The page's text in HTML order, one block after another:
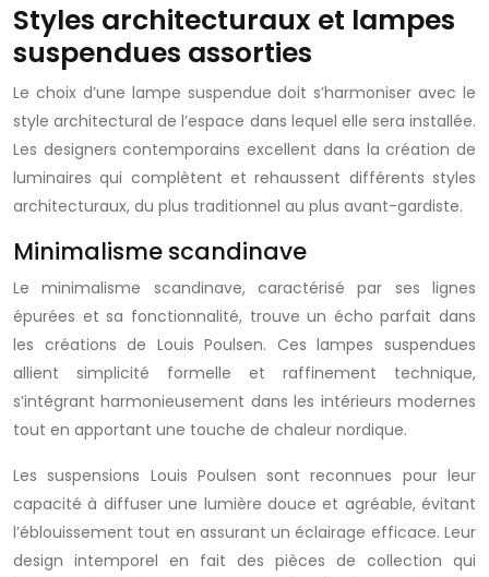
Styles architecturaux et lampes
suspendues assorties
Le choix d’une lampe suspendue doit s’harmoniser avec le
style architectural de l’espace dans lequel elle sera installée.
Les designers contemporains excellent dans la création de
luminaires qui complètent et rehaussent différents styles
architecturaux, du plus traditionnel au plus avant-gardiste.
Minimalisme scandinave
Le minimalisme scandinave, caractérisé par ses lignes
épurées et sa fonctionnalité, trouve un écho parfait dans
les créations de Louis Poulsen. Ces lampes suspendues
allient simplicité formelle et raffinement technique,
s’intégrant harmonieusement dans les intérieurs modernes
tout en apportant une touche de chaleur nordique.
Les suspensions Louis Poulsen sont reconnues pour leur
capacité à diffuser une lumière douce et agréable, évitant
l’éblouissement tout en assurant un éclairage efficace. Leur
design intemporel en fait des pièces de collection qui